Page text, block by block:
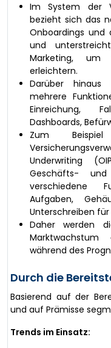
Im System der
bezieht sich das
Onboardings und
und
Marketing, um
erleichtern.
Darüber hinaus
mehrere
Einreichung,
Dashboards,
Zum
Underwriting
Geschäfts-
verschiedene
Aufgaben,
Unterschreiben
Daher werden
Marktwachstum
während des
Durch die
Basierend auf der
und auf Prämisse
Trends im Einsatz: